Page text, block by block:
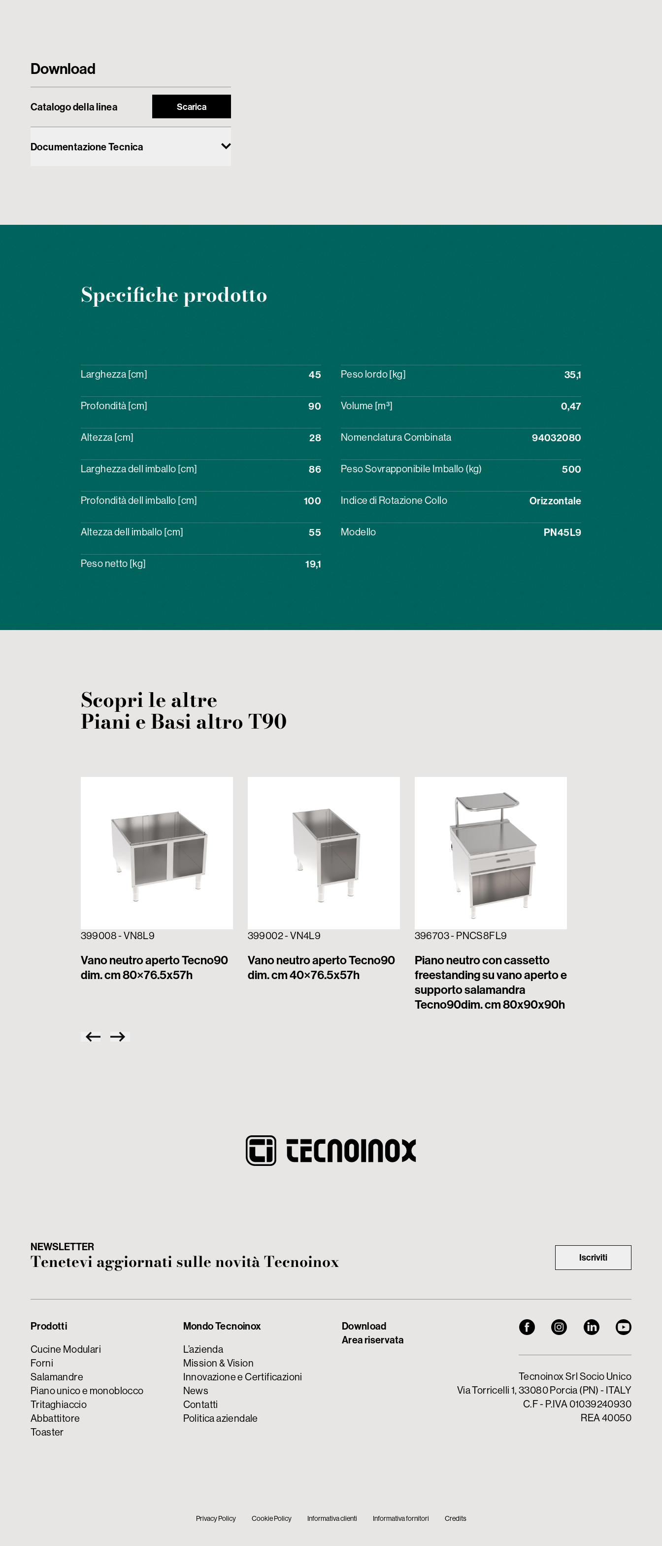
Download
Catalogo della linea Scarica
Documentazione Tecnica
Specifiche prodotto
Larghezza [cm] 45
Profondità [cm] 90
Altezza [cm] 28
Larghezza dell imballo [cm] 86
Profondità dell imballo [cm] 100
Altezza dell imballo [cm] 55
Peso netto [kg] 19,1
Peso lordo [kg] 35,1
Volume [m³] 0,47
Nomenclatura Combinata 94032080
Peso Sovrapponibile Imballo (kg) 500
Indice di Rotazione Collo Orizzontale
Modello PN45L9
Scopri le altre
Piani e Basialtro T90
399008 - VN8L9
Vano neutro aperto Tecno90
dim. cm 80×76.5x57h
399002 - VN4L9
Vano neutro aperto Tecno90
dim. cm 40×76.5x57h
396703 - PNCS8FL9
Piano neutro con cassetto
freestanding su vano aperto e
supporto salamandra
Tecno90dim. cm 80x90x90h
NEWSLETTER
Tenetevi aggiornati sulle novità Tecnoinox Iscriviti
Prodotti
Cucine Modulari
Forni
Salamandre
Piano unico e monoblocco
Tritaghiaccio
Abbattitore
Toaster
Mondo Tecnoinox
L’azienda
Mission & Vision
Innovazione e Certificazioni
News
Contatti
Politica aziendale
Download
Area riservata
Tecnoinox Srl Socio Unico
Via Torricelli 1, 33080 Porcia (PN) - ITALY
C.F - P.IVA 01039240930
REA 40050
Privacy Policy Cookie Policy Informativa clienti Informativa fornitori Credits